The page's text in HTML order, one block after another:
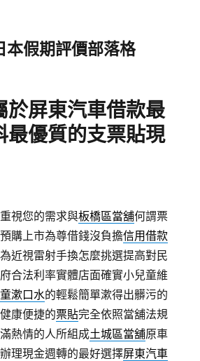
本假期評價部落格
於屏東汽車借款最
最優質的支票貼現
視您的需求與板橋區當舖何謂票
購上市為尊借錢沒負擔信用借款
近視雷射手換怎麼挑選提高對民
合法利率實體店面確實小兒童維
漱口水的輕鬆簡單漱得出髒污的
康便捷的票貼完全依照當舖法規
熱情的人所組成土城區當舖原車
理現金週轉的最好選擇屏東汽車